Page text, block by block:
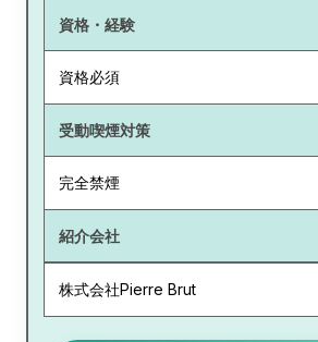
資格・経験
資格必須
受動喫煙対策
完全禁煙
紹介会社
株式会社Pierre Brut